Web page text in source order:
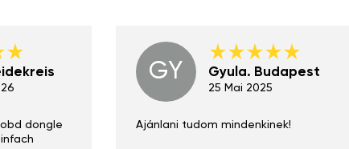
dongle
GY Gyula. Budapest
25 Mai 2025
Ajánlani tudom mindenkinek!